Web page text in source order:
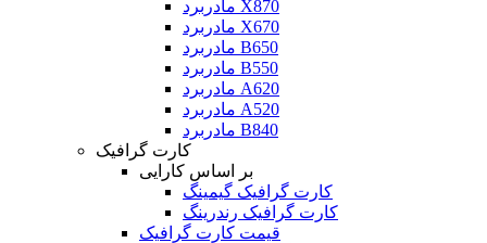
مادربرد X870
مادربرد X670
مادربرد B650
مادربرد B550
مادربرد A620
مادربرد A520
مادربرد B840
کارت گرافیک
بر اساس کارایی
کارت گرافیک گیمینگ
کارت گرافیک رندرینگ
قیمت کارت گرافیک